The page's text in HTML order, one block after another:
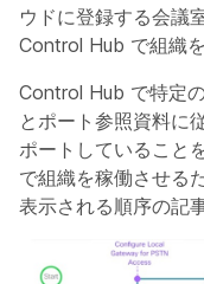
ウドに登録する会議
Control Hub で組織
Control Hub で特定
とポート参照資料に
ポートしていること
で組織を稼働させる
表示される順序の記